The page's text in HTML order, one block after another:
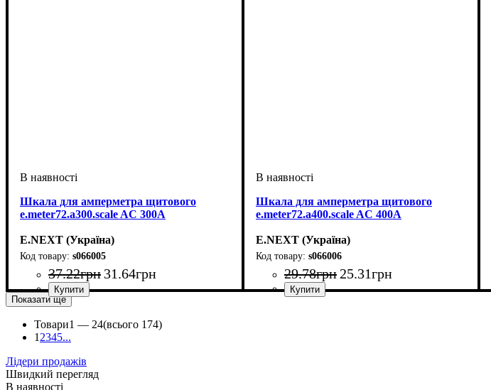
Шкала для амперметра щитового
e.meter72.a300.scale AC 300A
E.NEXT (Україна)
s066005
37.22грн 31.64грн
Шкала для амперметра щитового
e.meter72.a400.scale AC 400A
E.NEXT (Україна)
s066006
29.78грн 25.31грн
Показати ще
Товари1 — 24(всього 174)
1 2345...
Лідери продажів
Швидкий перегляд